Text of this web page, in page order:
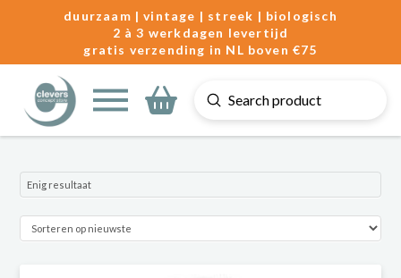
duurzaam | vintage | streek | biologisch
2 à 3 werkdagen levertijd
gratis verzending in NL boven €75
Search
Submit
Enig resultaat